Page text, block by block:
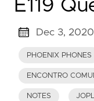
E119
Dec 3, 2020
PHOENIX PHONES
ENCONTRO
NOTES